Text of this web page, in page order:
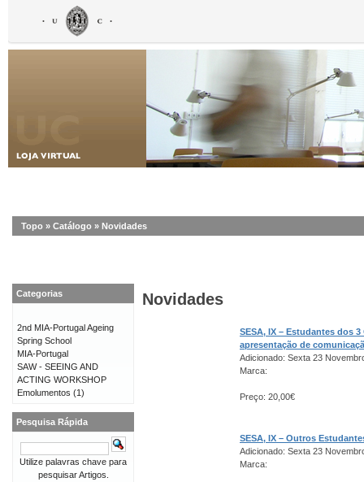
Topo » Catálogo » Novidades
Novidades
SESA, IX – Estudantes dos
apresentação de
Adicionado: Sexta 23
Marca:
Preço: 20,00€
SESA, IX – Outros
Adicionado: Sexta 23
Marca:
Categorias
2nd MIA-Portugal Ageing
Spring School
MIA-Portugal
SAW - SEEING AND
ACTING WORKSHOP
Emolumentos (1)
Pesquisa Rápida
Utilize palavras chave para
pesquisar Artigos.